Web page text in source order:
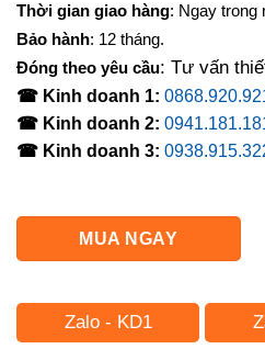
Thời gian giao hàng: Ngay trong
Bảo hành: 12 tháng.
Đóng theo yêu cầu: Tư vấn
☎ Kinh doanh 1:
☎ Kinh doanh 2:
☎ Kinh doanh 3:
MUA NGAY
Zalo - KD1